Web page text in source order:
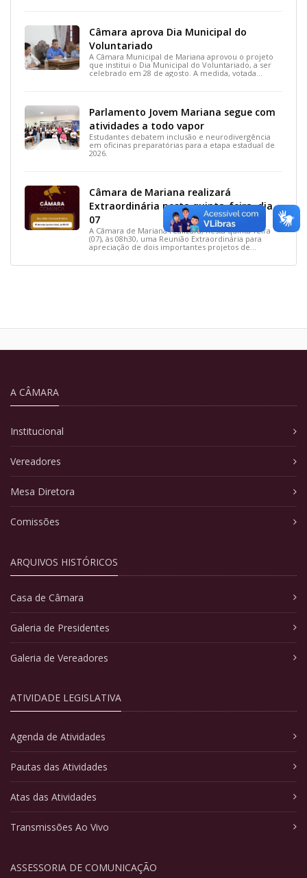
Câmara aprova Dia Municipal do
Voluntariado
A Câmara Municipal de Mariana aprovou o projeto
que institui o Dia Municipal do Voluntariado, a ser
celebrado em 28 de agosto. A medida, votada
Parlamento Jovem Mariana segue com
atividades a todo vapor
Estudantes debatem inclusão e neurodivergência
em oficinas preparatórias para a etapa estadual de
2026.
Câmara de Mariana realizará
Extraordinária nesta quinta-feira, dia
07
A Câmara de Mariana realizará, nesta quinta-feira
(07), às 08h30, uma Reunião Extraordinária para
apreciação de dois importantes projetos de
A CÂMARA
Institucional
Vereadores
Mesa Diretora
Comissões
ARQUIVOS HISTÓRICOS
Casa de Câmara
Galeria de Presidentes
Galeria de Vereadores
ATIVIDADE LEGISLATIVA
Agenda de Atividades
Pautas das Atividades
Atas das Atividades
Transmissões Ao Vivo
ASSESSORIA DE COMUNICAÇÃO